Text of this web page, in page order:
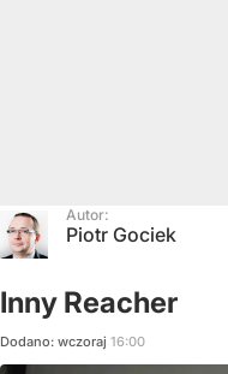
Autor:
Piotr Gociek
Inny Reacher
Dodano: wczoraj 16:00